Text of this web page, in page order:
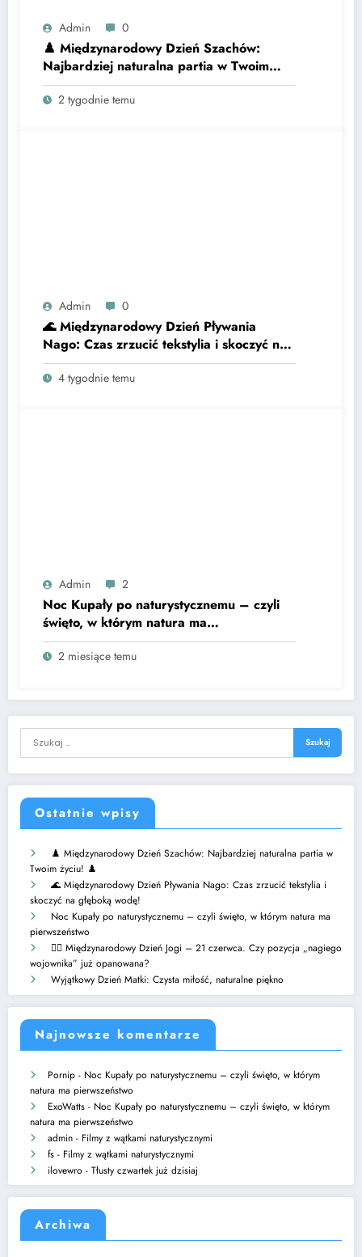
Admin 0
♟️ Międzynarodowy Dzień Szachów:
Najbardziej naturalna partia w Twoim
życiu! ♟️
2 tygodnie temu
Admin 0
🌊 Międzynarodowy Dzień Pływania
Nago: Czas zrzucić tekstylia i skoczyć na
głęboką wodę!
4 tygodnie temu
Admin 2
Noc Kupały po naturystycznemu – czyli
święto, w którym natura ma
pierwszeństwo
2 miesiące temu
Ostatnie wpisy
♟️ Międzynarodowy Dzień Szachów: Najbardziej naturalna partia w
Twoim życiu! ♟️
🌊 Międzynarodowy Dzień Pływania Nago: Czas zrzucić tekstylia i
skoczyć na głęboką wodę!
Noc Kupały po naturystycznemu – czyli święto, w którym natura ma
pierwszeństwo
🧘‍♂️ Międzynarodowy Dzień Jogi – 21 czerwca. Czy pozycja „nagiego
wojownika” już opanowana?
Wyjątkowy Dzień Matki: Czysta miłość, naturalne piękno
Najnowsze komentarze
Pornip - Noc Kupały po naturystycznemu – czyli święto, w którym
natura ma pierwszeństwo
ExoWatts - Noc Kupały po naturystycznemu – czyli święto, w którym
natura ma pierwszeństwo
admin - Filmy z wątkami naturystycznymi
fs - Filmy z wątkami naturystycznymi
ilovewro - Tłusty czwartek już dzisiaj
Archiwa